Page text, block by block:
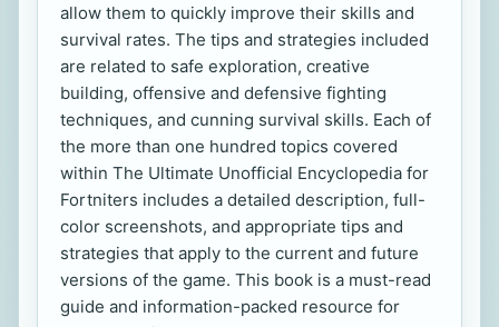
allow them to quickly improve their skills and
survival rates. The tips and strategies included
are related to safe exploration, creative
building, offensive and defensive fighting
techniques, and cunning survival skills. Each of
the more than one hundred topics covered
within The Ultimate Unofficial Encyclopedia for
Fortniters includes a detailed description, full-
color screenshots, and appropriate tips and
strategies that apply to the current and future
versions of the game. This book is a must-read
guide and information-packed resource for